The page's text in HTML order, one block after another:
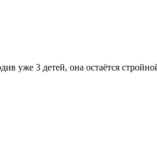
уже 3 детей, она остаётся